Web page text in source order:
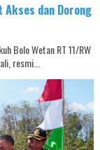
dan Dorong
Bolo Wetan RT 11/RW
resmi...